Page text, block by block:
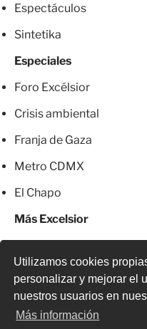
Utilizamos cookies
personalizar y mejorar el
nuestros usuarios en
Más información
Espectáculos
Sintetika
Especiales
Foro Excélsior
Crisis ambiental
Franja de Gaza
Metro CDMX
El Chapo
Más Excelsior
© 2026 Todos los derechos
o parcial, incluyendo